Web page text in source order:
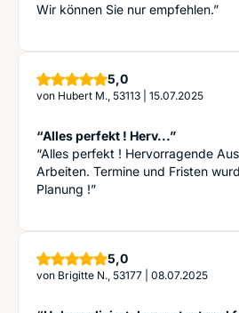
Wir können Sie nur empfehlen.”
5,0Sterne
von Hubert M., 53113 15.07.2025
“Alles perfekt ! Herv...”
“Alles perfekt ! Hervorragende
Arbeiten. Termine und Fristen
Planung !”
5,0Sterne
von Brigitte N., 53177 08.07.2025